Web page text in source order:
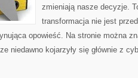
zmieniają nasze decyzje.
transformacja nie jest
opowieść. Na stronie można
niedawno kojarzyły się głównie z